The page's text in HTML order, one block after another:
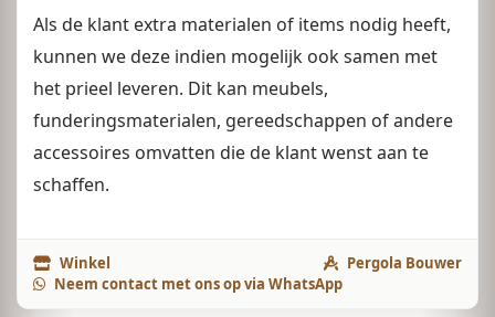
Als de klant extra materialen of items nodig heeft,
kunnen we deze indien mogelijk ook samen met
het prieel leveren. Dit kan meubels,
funderingsmaterialen, gereedschappen of andere
accessoires omvatten die de klant wenst aan te
schaffen.
Winkel
Pergola Bouwer
Neem contact met ons op via WhatsApp